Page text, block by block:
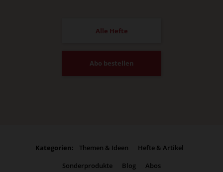
Alle Hefte
Abo bestellen
Kategorien: Themen & Ideen
Hefte & Artikel
Sonderprodukte
Blog Abos